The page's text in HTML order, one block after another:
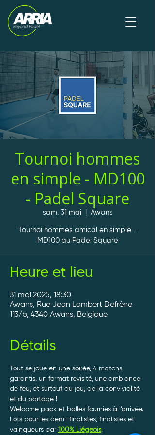
Tournoi hommes
en simple - MD100
- Padel Square
sam. 31 mai Awans
Tournoi hommes amical en simple -
MD100 au Padel Square
Heure et lieu
31 mai 2025, 18:30
Awans, Rue Jean Lambert Defrêne
113/b, 4340 Awans, Belgique
Détails
Tout se joue en une soirée, 4 matchs
garantis, un format revisité, une ambiance
de feu, et surtout du jeu, de la convivialité
et du partage !
Welcome pack et balles fournies à l’arrivée.
Lots pour les demi-finalistes, finalistes et
vainqueurs par 100% Liégeois.